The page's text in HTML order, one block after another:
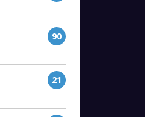
90
21